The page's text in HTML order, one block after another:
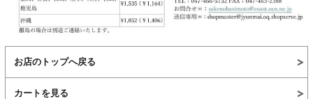
お店のトップへ戻る
カートを見る